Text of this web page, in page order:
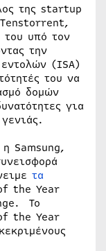
της startup
Tenstorrent,
του υπό τον
την
εντολών (ISA)
του να
δομών
για
Samsung,
τα
the Year
Το
the Year